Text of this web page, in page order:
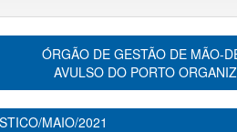
ÓRGÃO DE GESTÃO DE MÃO-
AVULSO DO PORTO
MAIO/2021